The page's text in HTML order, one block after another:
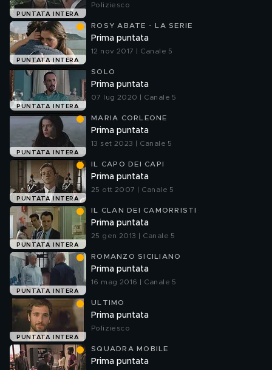
PUNTATA INTERA
Poliziesco
PUNTATA INTERA
ROSY ABATE - LA SERIE
Prima puntata
12 nov 2017 | Canale 5
PUNTATA INTERA
SOLO
Prima puntata
07 lug 2020 | Canale 5
PUNTATA INTERA
MARIA CORLEONE
Prima puntata
13 set 2023 | Canale 5
PUNTATA INTERA
IL CAPO DEI CAPI
Prima puntata
25 ott 2007 | Canale 5
PUNTATA INTERA
IL CLAN DEI CAMORRISTI
Prima puntata
25 gen 2013 | Canale 5
PUNTATA INTERA
ROMANZO SICILIANO
Prima puntata
16 mag 2016 | Canale 5
PUNTATA INTERA
ULTIMO
Prima puntata
Poliziesco
SQUADRA MOBILE
Prima puntata